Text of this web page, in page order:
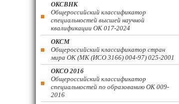
ОКСВНК
Общероссийский классификатор
специальностей высшей научной
квалификации ОК 017-2024
ОКСМ
Общероссийский классификатор стран
мира ОК (МК (ИСО 3166) 004-97) 025-2001
ОКСО 2016
Общероссийский классификатор
специальностей по образованию ОК 009-
2016